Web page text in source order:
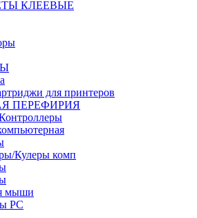
КЛЕЕВЫЕ
для принтеров
ПЕРЕФИРИЯ
Кулеры комп
мыши
PC